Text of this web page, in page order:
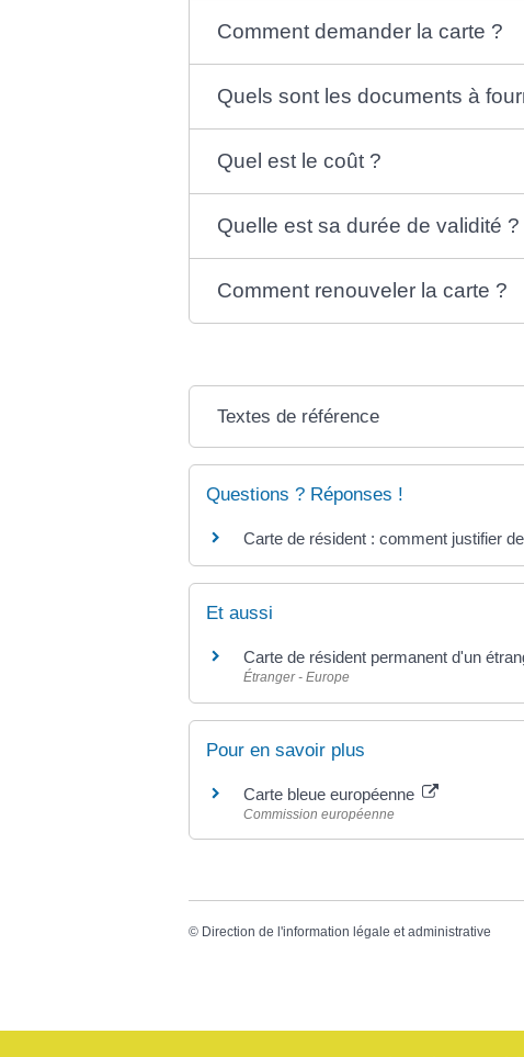
Comment demander la carte ?
Quels sont les documents à
Quel est le coût ?
Quelle est sa durée de validité ?
Comment renouveler la carte ?
Textes de référence
Questions ? Réponses !
Carte de résident : comment justifier
Et aussi
Carte de résident permanent d'un
Étranger - Europe
Pour en savoir plus
Carte bleue européenne
Commission européenne
© Direction de l'information légale et administrative